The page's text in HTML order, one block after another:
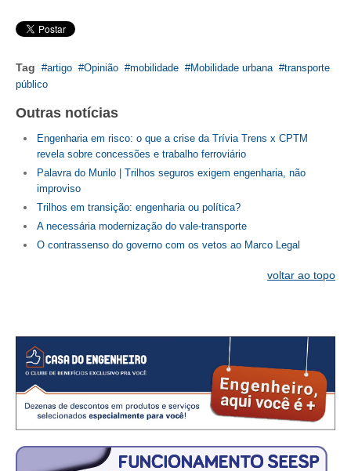
Tag artigo Opinião mobilidade Mobilidade urbana
transporte
público
Outras notícias
Engenharia em risco: o que a crise da Trívia Trens x CPTM
revela sobre concessões e trabalho ferroviário
Palavra do Murilo | Trilhos seguros exigem engenharia, não
improviso
Trilhos em transição: engenharia ou política?
A necessária modernização do vale-transporte
O contrassenso do governo com os vetos ao Marco Legal
voltar ao topo